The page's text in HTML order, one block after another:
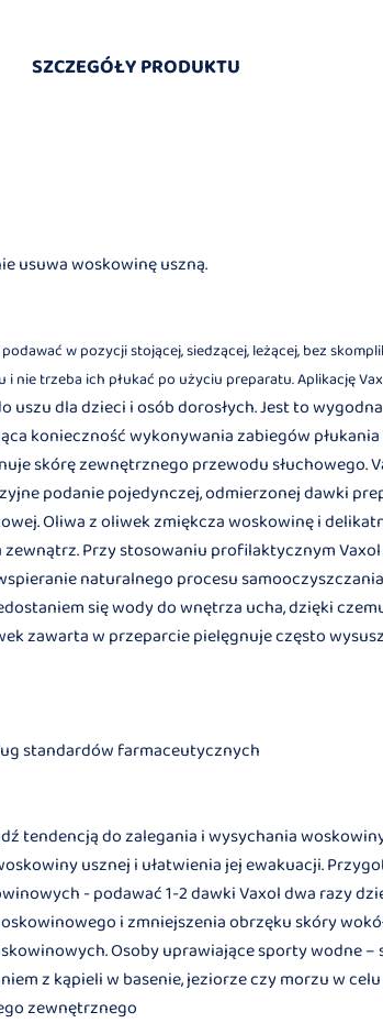
SZCZEGÓŁY PRODUKTU
usuwa woskowinę uszną.
w pozycji stojącej, siedzącej, leżącej, bez
i nie trzeba ich płukać po użyciu preparatu. Aplikację
uszu dla dzieci i osób dorosłych. Jest to
konieczność wykonywania zabiegów płukania
skórę zewnętrznego przewodu słuchowego.
podanie pojedynczej, odmierzonej dawki
Oliwa z oliwek zmiękcza woskowinę i
Przy stosowaniu profilaktycznym
naturalnego procesu
się wody do wnętrza ucha, dzięki
zawarta w przeparcie pielęgnuje często
standardów farmaceutycznych
tendencją do zalegania i wysychania
usznej i ułatwienia jej ewakuacji.
- podawać 1-2 dawki Vaxol dwa razy
i zmniejszenia obrzęku skóry
Osoby uprawiające sporty wodne –
z kąpieli w basenie, jeziorze czy morzu w
zewnętrznego